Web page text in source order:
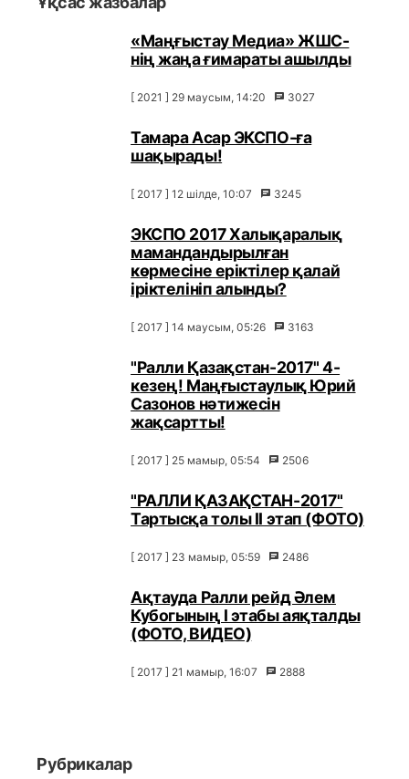
«Маңғыстау Медиа» ЖШС-
нің жаңа ғимараты ашылды
[ 2021 ] 29 маусым, 14:20 3027
Тамара Асар ЭКСПО-ға
шақырады!
[ 2017 ] 12 шілде, 10:07 3245
ЭКСПО 2017 Халықаралық
мамандандырылған
көрмесіне еріктілер қалай
іріктелініп алынды?
[ 2017 ] 14 маусым, 05:26 3163
"Ралли Қазақстан-2017" 4-
кезең! Маңғыстаулық Юрий
Сазонов нәтижесін
жақсартты!
[ 2017 ] 25 мамыр, 05:54 2506
"РАЛЛИ ҚАЗАҚСТАН-2017"
Тартысқа толы ІІ этап (ФОТО)
[ 2017 ] 23 мамыр, 05:59 2486
Ақтауда Ралли рейд Әлем
Кубогының I этабы аяқталды
(ФОТО, ВИДЕО)
[ 2017 ] 21 мамыр, 16:07 2888
Рубрикалар